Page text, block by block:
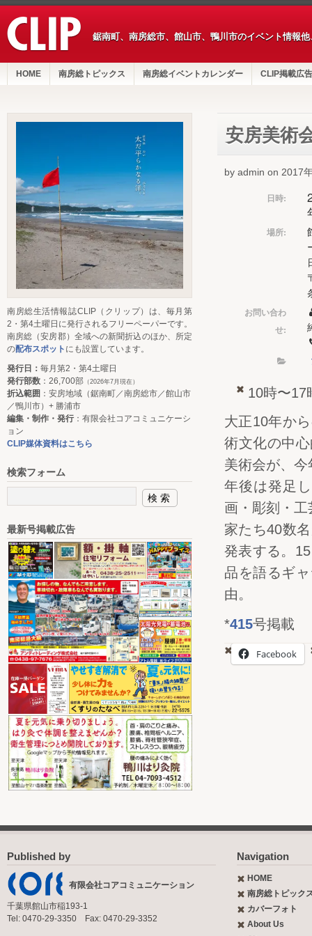
鋸南町、南房総市、館山市、鴨川市のイベント情報
HOME 南房総トピックス 南房総イベントカレンダー CLIP掲載広告
安房美術
by admin on 2017
日時:
場所:
お問い合わ
せ:
10時〜
大正10年か
術文化の中
美術会が、
年後は発足
画・彫刻・
家たち40数
発表する。
品を語るギ
由。
*415号掲載
Facebook
南房総生活情報誌CLIP（クリップ）は、毎月第
2・第4土曜日に発行されるフリーペーパーです。
南房総（安房郡）全域への新聞折込のほか、所定
の配布スポット にも設置しています。
発行日： 毎月第2・第4土曜日
発行部数 ：26,700部 （2026年7月現在）
折込範囲 ：安房地域（鋸南町／南房総市／館山市
／鴨川市）+ 勝浦市
編集・制作・発行：有限会社コアコミュニケーシ
ョン
CLIP媒体資料はこちら
検索フォーム
最新号掲載広告
Published by
有限会社コアコミュニケーション
千葉県館山市稲193-1
Tel: 0470-29-3350 Fax: 0470-29-3352
Navigation
HOME
南房総トピック
カバーフォト
About Us